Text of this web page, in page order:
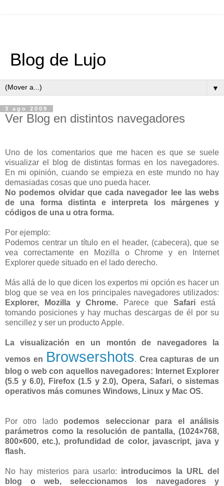
Blog de Lujo
▼
3 ago 2009
Ver Blog en distintos navegadores
Uno de los comentarios que me hacen es que se suele
visualizar el blog de distintas formas en los navegadores.
En mi opinión, cuando se empieza en este mundo no hay
demasiadas cosas que uno pueda hacer.
No podemos olvidar que cada navegador lee las webs
de una forma distinta e interpreta los márgenes y
códigos de una u otra forma.
Por ejemplo:
Podemos centrar un título en el header, (cabecera), que se
vea correctamente en Mozilla o Chrome y en Internet
Explorer quede situado en el lado derecho.
Más allá de lo que dicen los expertos mi opción es hacer un
blog que se vea en los principales navegadores utilizados:
Explorer, Mozilla y Chrome. Parece que Safariestá
tomando posiciones y hay muchas descargas de él por su
sencillez y ser un producto Apple.
La visualización en un montón de navegadores la
vemos en Browsershots. Crea capturas de un
blog o web con aquellos navegadores: Internet Explorer
(5.5 y 6.0), Firefox (1.5 y 2.0), Opera, Safari, o sistemas
operativos más comunes Windows, Linux y Mac OS.
Por otro ladopodemos seleccionar para el análisis
parámetros como la resolución de pantalla, (1024×768,
800×600, etc.), profundidad de color, javascript, java y
flash.
No hay misterios para usarlo: introducimos la URL del
blog o web, seleccionamos los navegadores y